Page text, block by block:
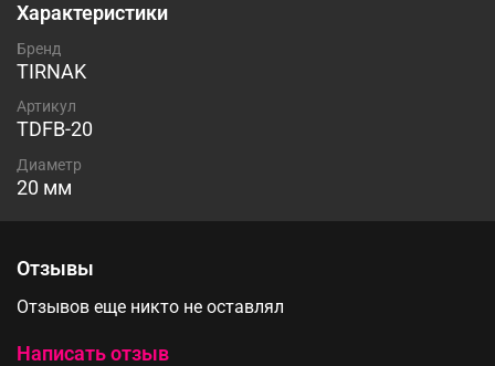
Характеристики
Бренд
TIRNAK
Артикул
TDFB-20
Диаметр
20 мм
Отзывы
Отзывов еще никто не оставлял
Написать отзыв